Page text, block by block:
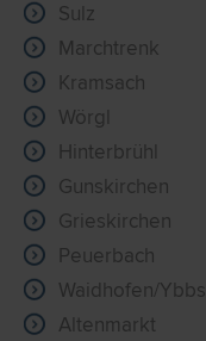
Sulz
Marchtrenk
Kramsach
Wörgl
Hinterbrühl
Gunskirchen
Grieskirchen
Peuerbach
Waidhofen/Ybbs
Altenmarkt